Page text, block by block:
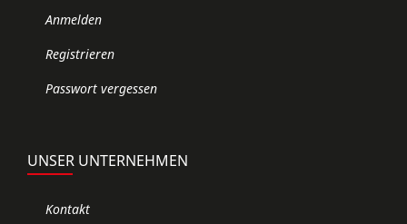
Anmelden
Registrieren
Passwort vergessen
UNSER UNTERNEHMEN
Kontakt